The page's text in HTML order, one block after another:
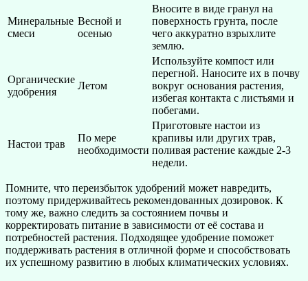
Минеральные
смеси
Весной и
осенью
Вносите в виде гранул на
поверхность грунта, после
чего аккуратно взрыхлите
землю.
Органические
удобрения
Летом
Используйте компост или
перегной. Наносите их в почву
вокруг основания растения,
избегая контакта с листьями и
побегами.
Настои трав
По мере
необходимости
Приготовьте настои из
крапивы или других трав,
поливая растение каждые 2-3
недели.
Помните, что переизбыток удобрений может навредить,
поэтому придерживайтесь рекомендованных дозировок. К
тому же, важно следить за состоянием почвы и
корректировать питание в зависимости от её состава и
потребностей растения. Подходящее удобрение поможет
поддерживать растения в отличной форме и способствовать
их успешному развитию в любых климатических условиях.